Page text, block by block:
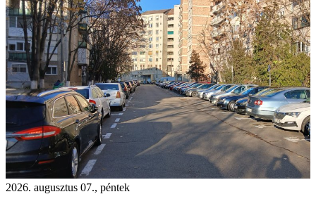
2026. augusztus 07., péntek